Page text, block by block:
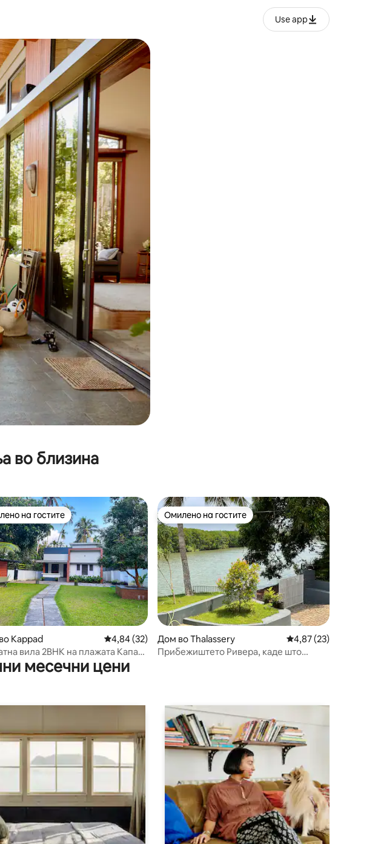
Use app
со допирање или со лизгање.
во близина
5 од 5, 3 рецензии
на гостите
на гостите
Kappad Просечна оцена: 4,84 од 5, 32 рецензии
4,84 (32)
вила 2BHK на плажата Капад,
Омилено на гостите
Омилено на гостите
Дом во Thalassery Просечна оцена:
4,87 (23)
Прибежиштето Ривера, каде што
месечни цени